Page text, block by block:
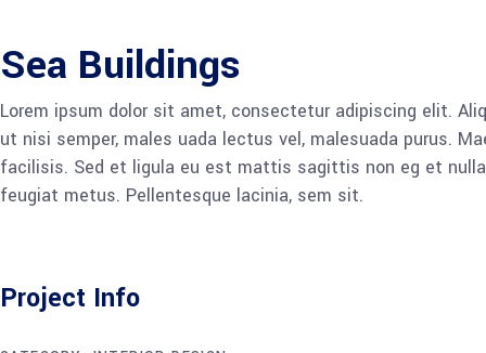
Sea Buildings
Lorem ipsum dolor sit amet, consectetur adipiscing elit.
ut nisi semper, males uada lectus vel, malesuada purus.
facilisis. Sed et ligula eu est mattis sagittis non eg et
feugiat metus. Pellentesque lacinia, sem sit.
Project Info